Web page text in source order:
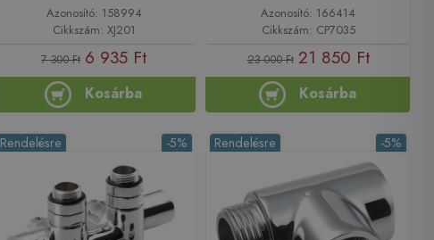
Azonosító: 158994
Cikkszám: XJ201
7 300 Ft 6 935 Ft
Kosárba
Azonosító: 166414
Cikkszám: CP7035
23 000 Ft 21 850 Ft
Kosárba
-5%
Rendelésre -5%
Rendelésre